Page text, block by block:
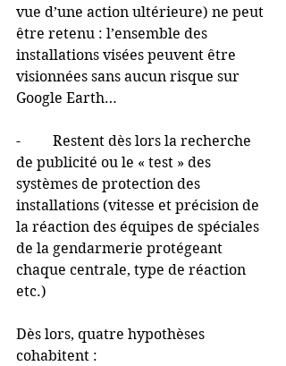
vue d’une action ultérieure) ne peut
être retenu : l’ensemble des
installations visées peuvent être
visionnées sans aucun risque sur
Google Earth…
-         Restent dès lors la recherche
de publicité ou le « test » des
systèmes de protection des
installations (vitesse et précision de
la réaction des équipes de spéciales
de la gendarmerie protégeant
chaque centrale, type de réaction
etc.)
Dès lors, quatre hypothèses
cohabitent :